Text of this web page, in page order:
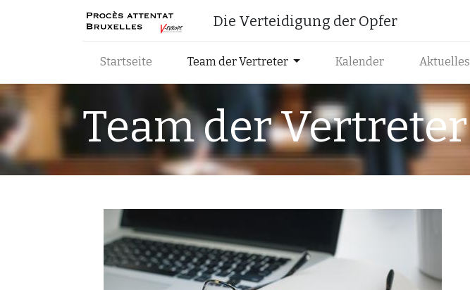
​Die Verteidigung der Opfer
Startseite Team der Vertreter Kalender Aktuelles
​Team der Vertreter